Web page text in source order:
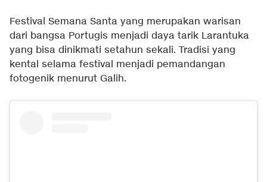
Festival Semana Santa yang merupakan warisan
dari bangsa Portugis menjadi daya tarik Larantuka
yang bisa dinikmati setahun sekali. Tradisi yang
kental selama festival menjadi pemandangan
fotogenik menurut Galih.